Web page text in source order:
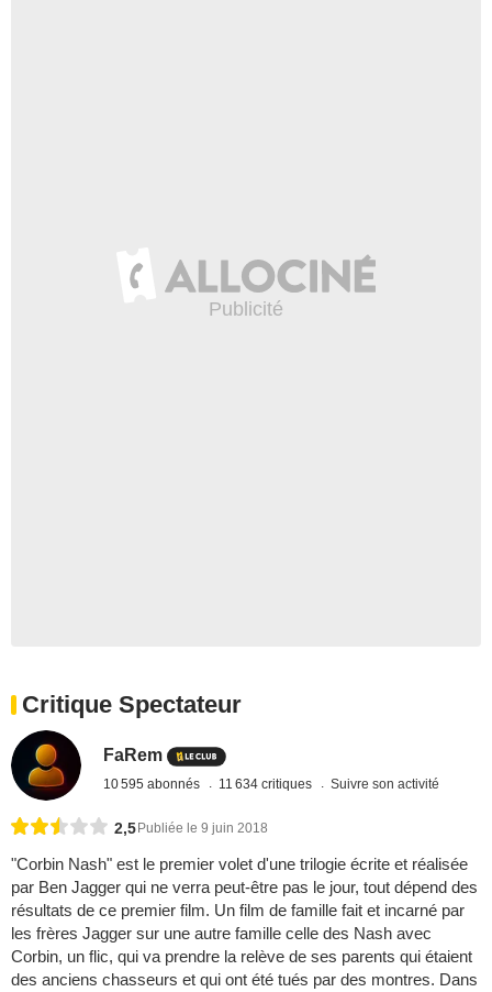
Critique Spectateur
FaRem
10 595 abonnés 11 634 critiques Suivre son activité
2,5 Publiée le 9 juin 2018
"Corbin Nash" est le premier volet d'une trilogie écrite et réalisée
par Ben Jagger qui ne verra peut-être pas le jour, tout dépend des
résultats de ce premier film. Un film de famille fait et incarné par
les frères Jagger sur une autre famille celle des Nash avec
Corbin, un flic, qui va prendre la relève de ses parents qui étaient
des anciens chasseurs et qui ont été tués par des montres. Dans